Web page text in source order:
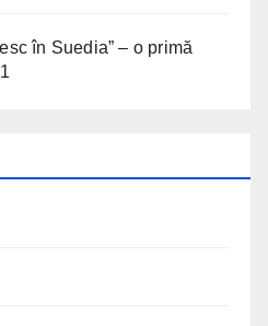
în Suedia” – o primă